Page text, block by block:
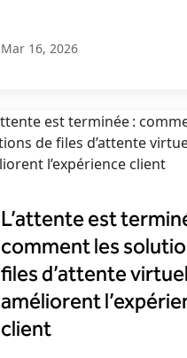
Mar 16, 2026
L’attente est
comment les
files d’attente
améliorent
client